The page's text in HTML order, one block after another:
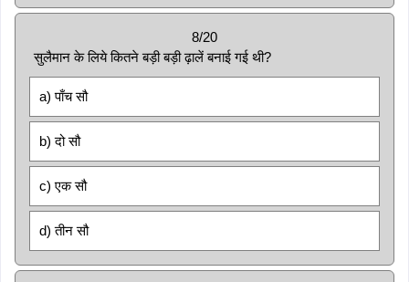
8/20
सुलैमान के लिये कितने बड़ी बड़ी ढ़ालें बनाई गई थी?
a) पाँच सौ
b) दो सौ
c) एक सौ
d) तीन सौ